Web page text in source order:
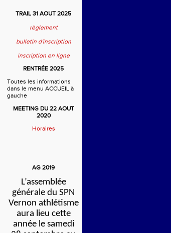
TRAIL 31 AOUT 2025
règlement
bulletin d'inscription
inscription en ligne
RENTRÉE 2025
Toutes les informations
dans le menu ACCUEIL à
gauche
MEETING DU 22 AOUT
2020
Horaires
AG 2019
L’assemblée
générale du SPN
Vernon athlétisme
aura lieu cette
année le samedi